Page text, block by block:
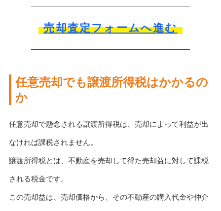
売却査定フォームへ進む
任意売却でも譲渡所得税はかかるの
か
任意売却で懸念される譲渡所得税は、売却によって利益が出
なければ課税されません。
譲渡所得税とは、不動産を売却して得た売却益に対して課税
される税金です。
この売却益は、売却価格から、その不動産の購入代金や仲介